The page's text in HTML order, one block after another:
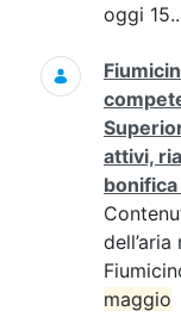
oggi
attivi,
maggio